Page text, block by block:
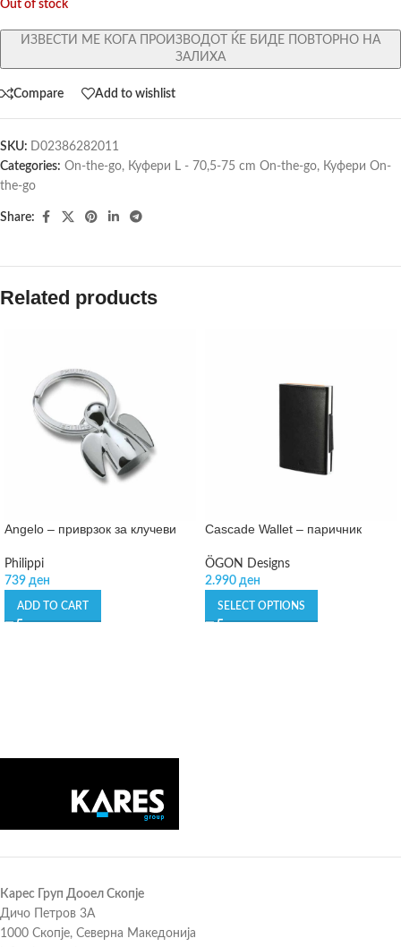
Out of stock
ИЗВЕСТИ МЕ КОГА ПРОИЗВОДОТ ЌЕ БИДЕ ПОВТОРНО НА
ЗАЛИХА
Compare Add to wishlist
SKU: D02386282011
Categories: On-the-go, Куфери L - 70,5-75 cm On-the-go, Куфери On-
the-go
Share:
Related products
Angelo – приврзок за клучеви
Philippi
739 ден
ADD TO CART
Cascade Wallet – паричник
ÖGON Designs
2.990 ден
SELECT OPTIONS
Карес Груп Дооел Скопје
Дичо Петров 3А
1000 Скопје, Северна Македонија